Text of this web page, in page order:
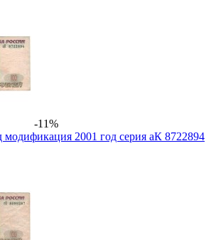
-11%
модификация 2001 год серия аК 8722894